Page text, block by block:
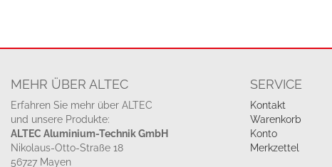
MEHR ÜBER ALTEC
Erfahren Sie mehr über ALTEC
und unsere Produkte:
ALTEC Aluminium-Technik GmbH
Nikolaus-Otto-Straße 18
56727 Mayen
SERVICE
Kontakt
Warenkorb
Konto
Merkzettel